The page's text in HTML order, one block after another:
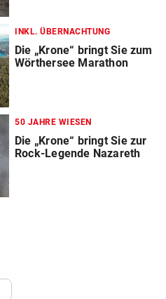
INKL. ÜBERNACHTUNG
Die „Krone“ bringt Sie zum
Wörthersee Marathon
50 JAHRE WIESEN
Die „Krone“ bringt Sie zur
Rock-Legende Nazareth